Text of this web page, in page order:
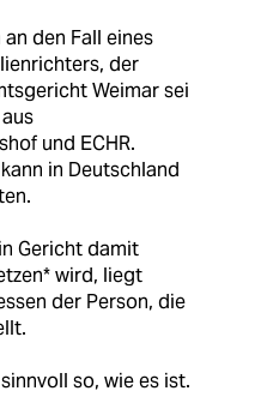
den Fall eines
der
Weimar sei
und ECHR.
in Deutschland
Gericht damit
wird, liegt
der Person, die
so, wie es ist.